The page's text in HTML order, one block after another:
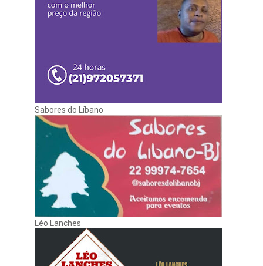
Sabores do Líbano
Léo Lanches